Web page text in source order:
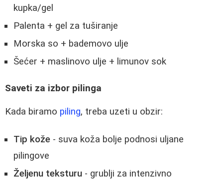
kupka/gel
Palenta + gel za tuširanje
Morska so + bademovo ulje
Šećer + maslinovo ulje + limunov sok
Saveti za izbor pilinga
Kada biramo piling, treba uzeti u obzir:
Tip kože - suva koža bolje podnosi uljane
pilingove
Željenu teksturu - grublji za intenzivno